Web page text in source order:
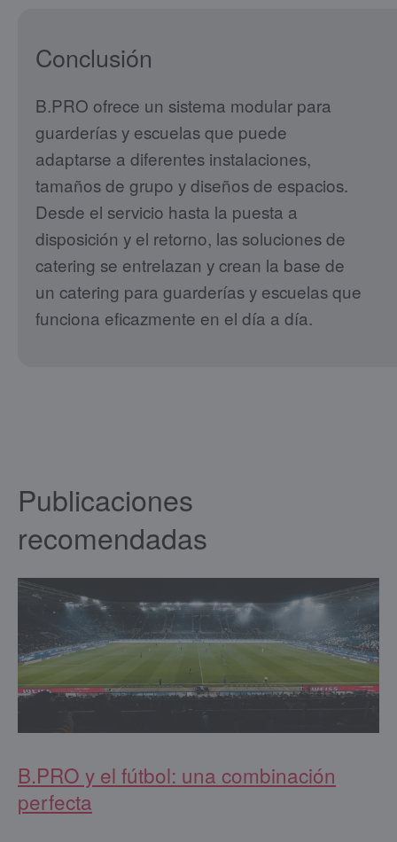
Conclusión
B.PRO ofrece un sistema modular para
guarderías y escuelas que puede
adaptarse a diferentes instalaciones,
tamaños de grupo y diseños de espacios.
Desde el servicio hasta la puesta a
disposición y el retorno, las soluciones de
catering se entrelazan y crean la base de
un catering para guarderías y escuelas que
funciona eficazmente en el día a día.
Publicaciones
recomendadas
B.PRO y el fútbol: una combinación
perfecta